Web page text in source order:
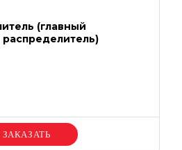
(главный
цену